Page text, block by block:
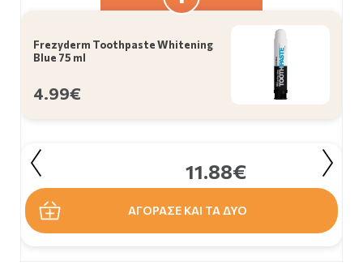
Frezyderm Toothpaste Whitening
Blue 75 ml
4.99€
11.88€
ΑΓΟΡΑΣΕ ΚΑΙ ΤΑ ΔΥΟ